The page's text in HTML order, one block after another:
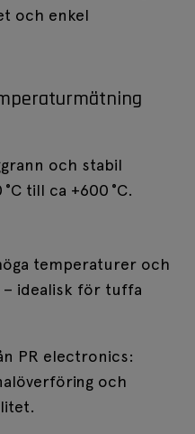
och enkel
och stabil
°C till ca +600 °C.
temperaturer och
idealisk för tuffa
PR electronics:
och